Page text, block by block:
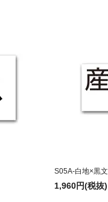
S05A-白地×黒
1,960円(税抜)